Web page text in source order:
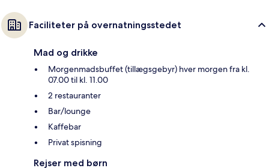
Faciliteter på overnatningsstedet
Mad og drikke
Morgenmadsbuffet (tillægsgebyr) hver morgen fra kl.
07.00 til kl. 11.00
2 restauranter
Bar/lounge
Kaffebar
Privat spisning
Rejser med børn